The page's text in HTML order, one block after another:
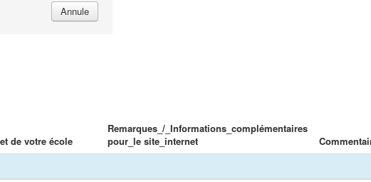
Annule
de votre école
Remarques_/_Informations_complémentaires
pour_le site_internet